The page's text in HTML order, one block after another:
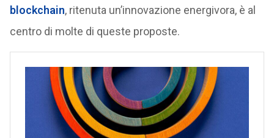
blockchain, ritenuta un’innovazione energivora, è al
centro di molte di queste proposte.